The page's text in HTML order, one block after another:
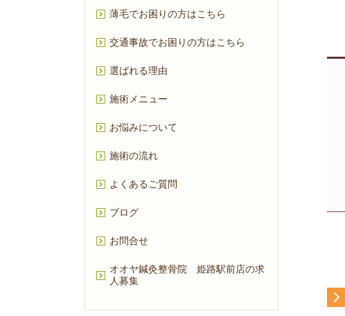
薄毛でお困りの方はこちら
交通事故でお困りの方はこちら
選ばれる理由
施術メニュー
お悩みについて
施術の流れ
よくあるご質問
ブログ
お問合せ
オオヤ鍼灸整骨院 姫路駅前店の求
人募集